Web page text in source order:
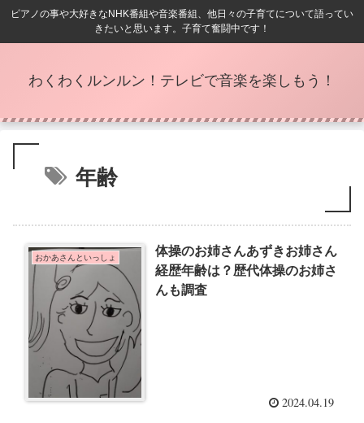
ピアノの事や大好きなNHK番組や音楽番組、他日々の子育てについて語ってい
きたいと思います。子育て奮闘中です！
わくわくルンルン！テレビで音楽を楽しもう！
年齢
おかあさんといっしょ
体操のお姉さんあずきお姉さん
経歴年齢は？歴代体操のお姉さ
んも調査
2024.04.19